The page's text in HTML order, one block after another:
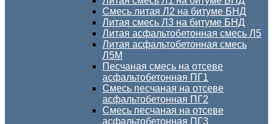
Смесь литая Л2 на битуме БНД
Литая смесь Л3 на битуме БНД
Литая асфальтобетонная смесь Л5
Литая асфальтобетонная смесь
Л5М
Песчаная смесь на отсеве
асфальтобетонная ПГ1
Смесь песчаная на отсеве
асфальтобетонная ПГ2
Смесь песчаная на отсеве
асфальтобетонная ПГ3